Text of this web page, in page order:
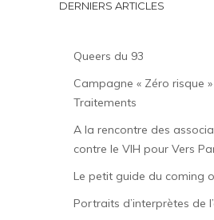
DERNIERS ARTICLES
Queers du 93
Campagne « Zéro risque
Traitements
A la rencontre des
contre le VIH pour Vers
Le petit guide du coming
Portraits d’interprètes de